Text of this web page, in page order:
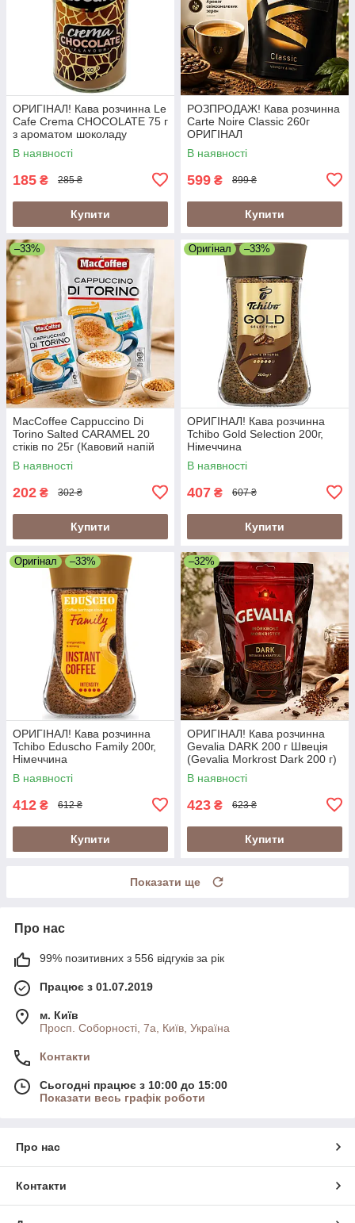
ОРИГІНАЛ! Кава розчинна Le
Cafe Crema CHOCOLATE 75 г
з ароматом шоколаду
кремова кава
В наявності
185 ₴ 285 ₴
Купити
РОЗПРОДАЖ! Кава розчинна
Carte Noire Classic 260г
ОРИГІНАЛ
В наявності
599 ₴ 899 ₴
Купити
–33%
MacCoffee Cappuccino Di
Torino Salted CARAMEL 20
стіків по 25г (Кавовий напій
Maccoffee di Torino Солона
Карамель)
В наявності
202 ₴ 302 ₴
Купити
Оригінал –33%
ОРИГІНАЛ! Кава розчинна
Tchibo Gold Selection 200г,
Німеччина
В наявності
407 ₴ 607 ₴
Купити
Оригінал –33%
ОРИГІНАЛ! Кава розчинна
Tchibo Eduscho Family 200г,
Німеччина
В наявності
412 ₴ 612 ₴
Купити
–32%
ОРИГІНАЛ! Кава розчинна
Gevalia DARK 200 г Швеція
(Gevalia Morkrost Dark 200 г)
В наявності
423 ₴ 623 ₴
Купити
Показати ще
Про нас
99% позитивних з 556 відгуків за рік
Працює з 01.07.2019
м. Київ
Просп. Соборності, 7а, Київ, Україна
Контакти
Сьогодні працює з 10:00 до 15:00
Показати весь графік роботи
Про нас
Контакти